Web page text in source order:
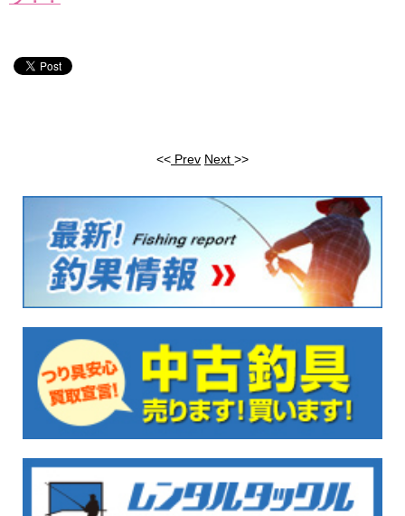
<< Prev Next >>